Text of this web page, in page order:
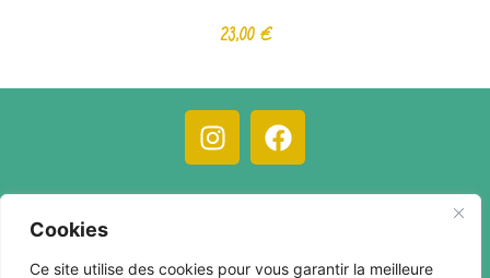
Cookies
Ce site utilise des cookies pour vous garantir la meilleure
23,00€
Contact